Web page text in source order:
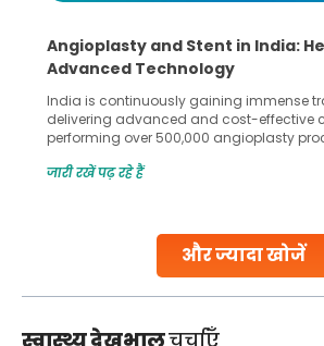
और ज्यादा खोजें
Angioplasty and Stent in India:
Advanced Technology
India is continuously gaining immense
delivering advanced and cost-effective
performing over 500,000 angioplasty
globe are searching for treatments like
Studies, such as one published
जारी रखें पढ़ रहे हैं
स्वास्थ्य देखभालचर्चाएँ